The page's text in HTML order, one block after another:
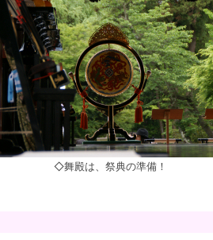
◇舞殿は、祭典の準備！